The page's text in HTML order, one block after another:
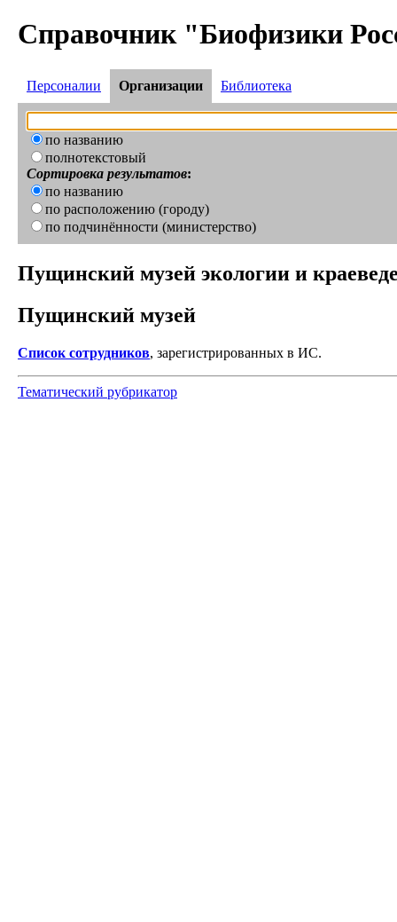
Справочник "Биофизики
Персоналии Организации Библиотека
по названию
полнотекстовый
Сортировка результатов:
по названию
по расположению (городу)
по подчинённости (министерство)
Пущинский музей экологии и
Пущинский музей
Список сотрудников, зарегистрированных в ИС.
Тематический рубрикатор